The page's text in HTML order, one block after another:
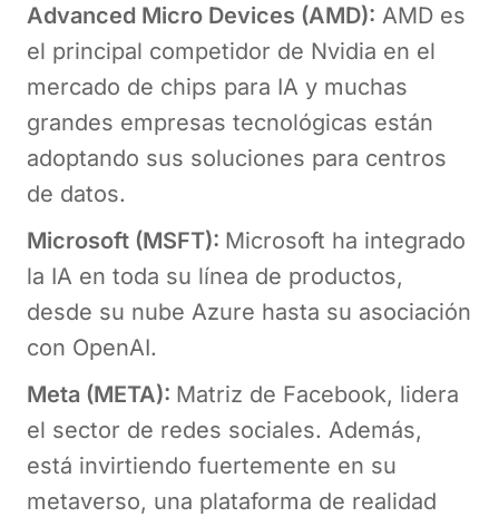
Advanced Micro Devices (AMD): AMD es
el principal competidor de Nvidia en el
mercado de chips para IA y muchas
grandes empresas tecnológicas están
adoptando sus soluciones para centros
de datos.
Microsoft (MSFT): Microsoft ha integrado
la IA en toda su línea de productos,
desde su nube Azure hasta su asociación
con OpenAI.
Meta (META): Matriz de Facebook, lidera
el sector de redes sociales. Además,
está invirtiendo fuertemente en su
metaverso, una plataforma de realidad